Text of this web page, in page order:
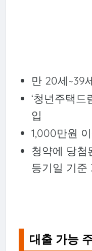
만 20세~39
‘청년주택드
입
1,000만원
청약에 당첨
등기일 기준
대출 가능